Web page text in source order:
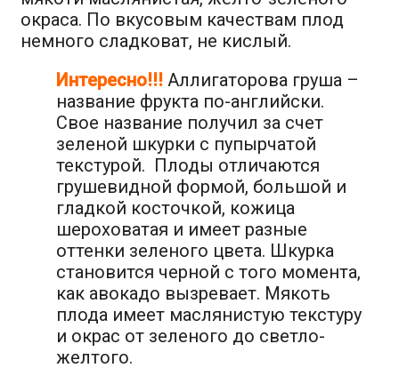
окраса. По вкусовым качествам плод
немного сладковат, не кислый.
Интересно!!! Аллигаторова груша –
название фрукта по-английски.
Свое название получил за счет
зеленой шкурки с пупырчатой
текстурой. Плоды отличаются
грушевидной формой, большой и
гладкой косточкой, кожица
шероховатая и имеет разные
оттенки зеленого цвета. Шкурка
становится черной с того момента,
как авокадо вызревает. Мякоть
плода имеет маслянистую текстуру
и окрас от зеленого до светло-
желтого.